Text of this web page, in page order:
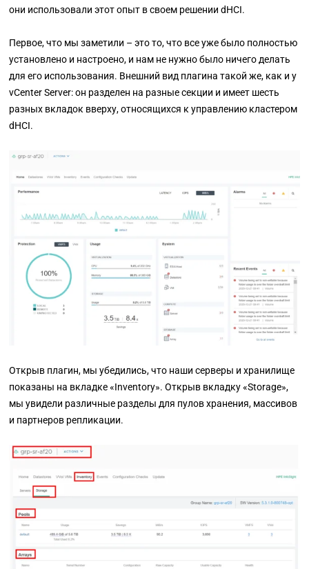
они использовали этот опыт в своем решении dHCI.
Первое, что мы заметили –это то, что все уже было полностью
установлено и настроено, и нам не нужно было ничего делать
для его использования. Внешний вид плагина такой же, как и у
vCenter Server:он разделен на разные секции и имеет шесть
разных вкладок вверху, относящихся к управлению кластером
dHCI.
Открыв плагин, мы убедились, что наши серверы и хранилище
показаны на вкладке«Inventory». Открыв вкладку «Storage»,
мы увидели различные разделы для пулов хранения, массивов
и партнеров репликации.